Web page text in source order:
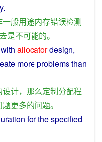
一般用途内存错误检测
是不可能的。
allocatordesign,
moreproblemsthan
设计， 那么定制分配程
题更多的问题。
forthespecified